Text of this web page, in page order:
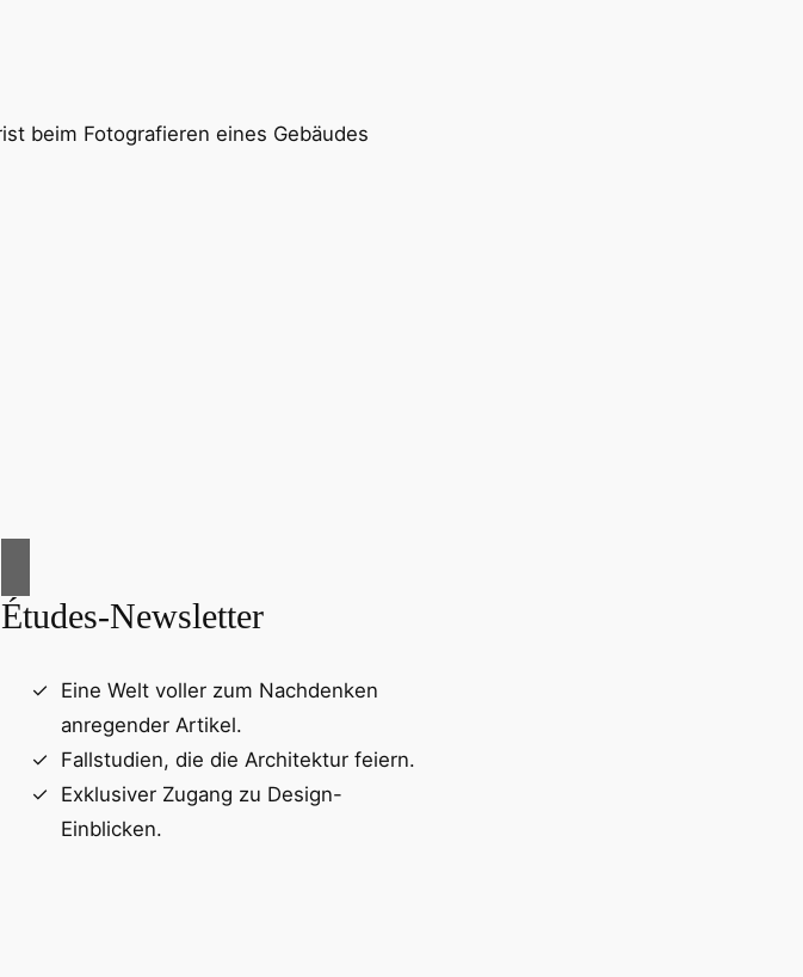
Études-Newsletter
Eine Welt voller zum Nachdenken
anregender Artikel.
Fallstudien, die die Architektur feiern.
Exklusiver Zugang zu Design-
Einblicken.